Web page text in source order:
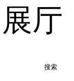
厅
搜索